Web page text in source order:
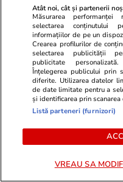
Cum se scrie corect:
sau bine înțeles
Cine poate retrage
Atât noi, cât și partenerii
Măsurarea performanței
selectarea conținutului
informațiilor de pe un
Crearea profilurilor de
selectarea publicității
publicitate
Înțelegerea publicului prin
diferite. Utilizarea datelor
de date limitate pentru a
și identificarea prin
Listă parteneri (furnizori)
VREAU SA